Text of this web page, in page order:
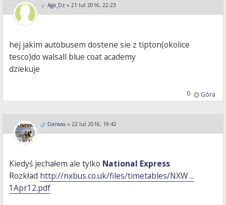
Aga_Dz » 21 lut 2016, 22:23
hej jakim autobusem dostene sie z tipton(okolice
tesco)do walsall blue coat academy
dziekuje
Góra
0
Darwas » 22 lut 2016, 19:42
Kiedyś jechałem ale tylko National Express
Rozkład http://nxbus.co.uk/files/timetables/NXW ...
1Apr12.pdf